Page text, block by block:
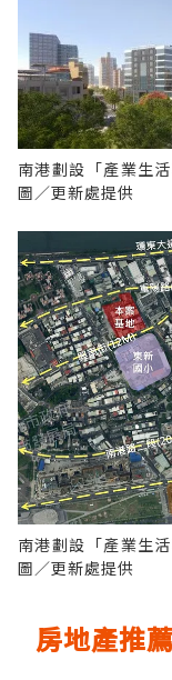
南港劃設「產業生
圖／更新處提供
南港劃設「產業生
圖／更新處提供
房地產推